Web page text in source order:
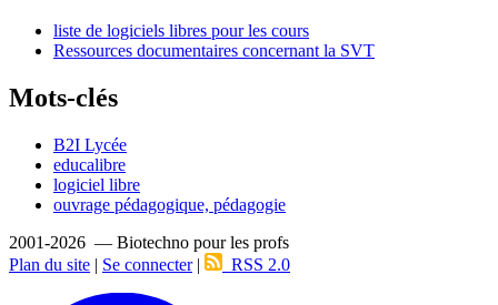
liste de logiciels libres pour les cours
Ressources documentaires concernant la SVT
Mots-clés
B2I Lycée
educalibre
logiciel libre
ouvrage pédagogique, pédagogie
2001-2026 — Biotechno pour les profs
Plan du site | Se connecter| RSS 2.0